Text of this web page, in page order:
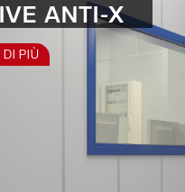
ANTI-X
DI PIÙ